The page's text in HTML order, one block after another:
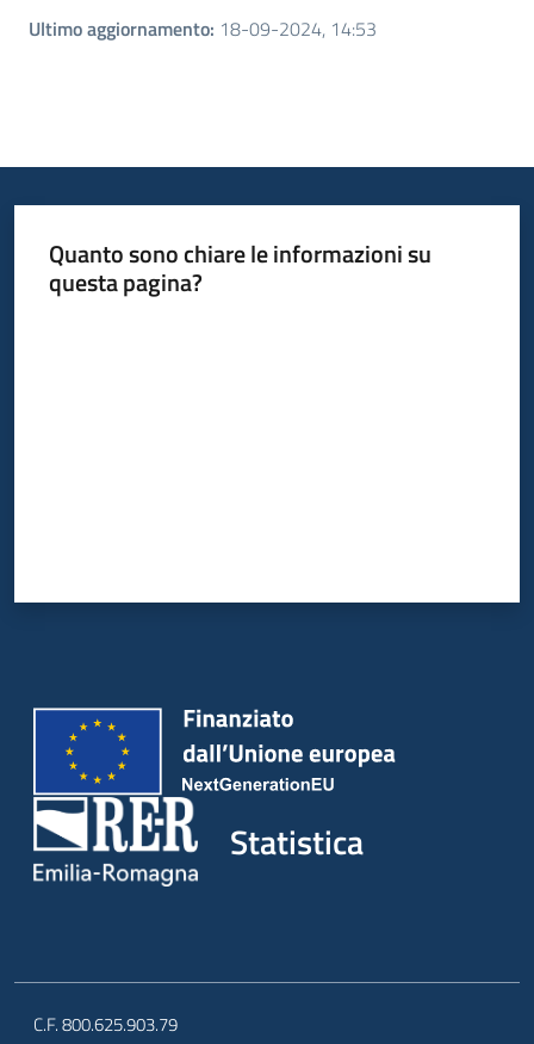
Ultimo aggiornamento: 18-09-2024, 14:53
Quanto sono chiare le informazioni su
questa pagina?
Statistica
C.F. 800.625.903.79